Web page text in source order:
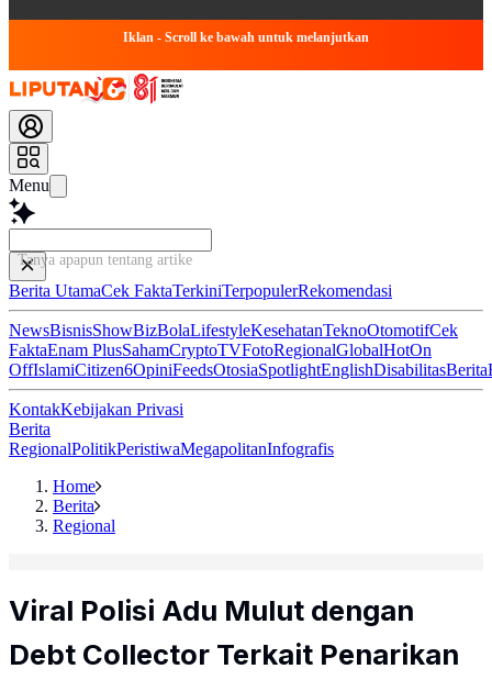
Iklan - Scroll ke bawah untuk melanjutkan
Menu
Tanya apapun tentang artikel ini...
Berita UtamaCek FaktaTerkiniTerpopulerRekomendasi
NewsBisnisShowBizBolaLifestyleKesehatanTeknoOtomotifCek
FaktaEnam PlusSahamCryptoTVFotoRegionalGlobalHotOn
OffIslamiCitizen6OpiniFeedsOtosiaSpotlightEnglishDisabilitasBerita
KontakKebijakan Privasi
Berita
RegionalPolitikPeristiwaMegapolitanInfografis
Home
Berita
Regional
Viral Polisi Adu Mulut dengan
Debt Collector Terkait Penarikan